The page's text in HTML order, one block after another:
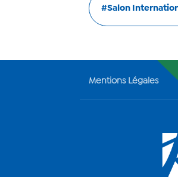
#Salon
Mentions Légales